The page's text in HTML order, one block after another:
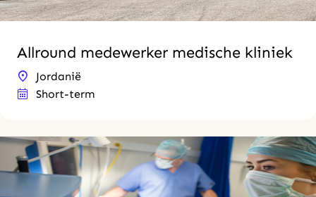
Allround medewerker medische kliniek
Jordanië
Short-term